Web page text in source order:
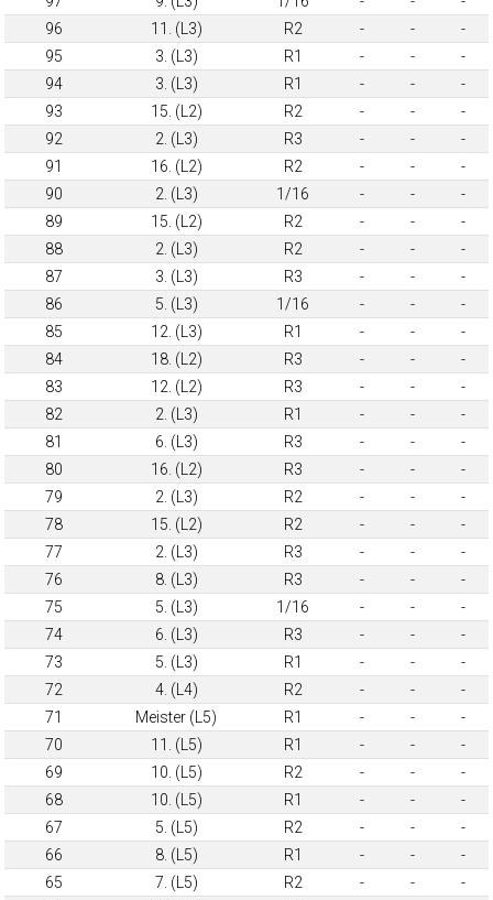
96
11. (L3) R2 - -
-
95
3. (L3) R1 - -
-
94
3. (L3) R1 - -
-
93
15. (L2) R2 - -
-
92
2. (L3) R3 - -
-
91
16. (L2) R2 - -
-
90
2. (L3) 1/16 - -
-
89
15. (L2) R2 - -
-
88
2. (L3) R2 - -
-
87
3. (L3) R3 - -
-
86
5. (L3) 1/16 - -
-
85
12. (L3) R1 - -
-
84
18. (L2) R3 - -
-
83
12. (L2) R3 - -
-
82
2. (L3) R1 - -
-
81
6. (L3) R3 - -
-
80
16. (L2) R3 - -
-
79
2. (L3) R2 - -
-
78
15. (L2) R2 - -
-
77
2. (L3) R3 - -
-
76
8. (L3) R3 - -
-
75
5. (L3) 1/16 - -
-
74
6. (L3) R3 - -
-
73
5. (L3) R1 - -
-
72
4. (L4) R2 - -
-
71
Meister (L5) R1 - -
-
70
11. (L5) R1 - -
-
69
10. (L5) R2 - -
-
68
10. (L5) R1 - -
-
67
5. (L5) R2 - -
-
66
8. (L5) R1 - -
-
65
7. (L5) R2 - -
-